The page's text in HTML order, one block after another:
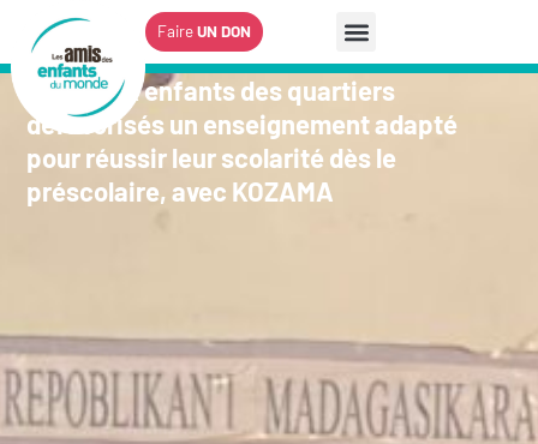
FaireUN DON
Offrir aux enfants des quartiers
défavorisés un enseignement adapté
pour réussir leur scolarité dès le
préscolaire, avec KOZAMA